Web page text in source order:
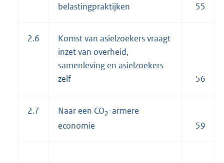
belastingpraktijken
55
2.6
Komst van asielzoekers vraagt
inzet van overheid,
samenleving en asielzoekers
zelf
56
2.7 Naar een CO2-armere
economie
59